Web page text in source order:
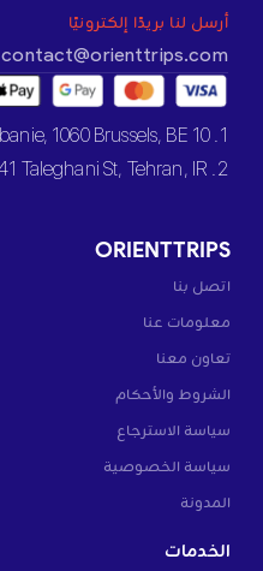
أرسل لنا بريدًا إلكترونيًا
contact@orienttrips.com
1. 10 Rue d’Albanie, 1060 Brussels, BE
2. L2, 141 Taleghani St, Tehran, IR
ORIENTTRIPS
اتصل بنا
معلومات عنا
تعاون معنا
الشروط والأحكام
سياسة الاسترجاع
سياسة الخصوصية
المدونة
الخدمات